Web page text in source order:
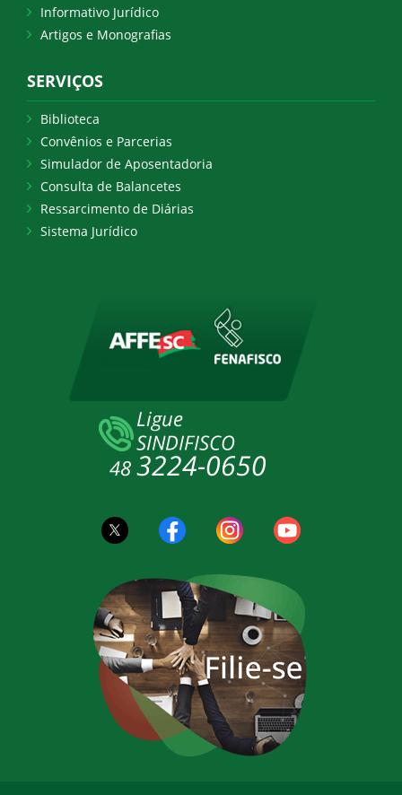
Informativo Jurídico
Artigos e Monografias
SERVIÇOS
Biblioteca
Convênios e Parcerias
Simulador de Aposentadoria
Consulta de Balancetes
Ressarcimento de Diárias
Sistema Jurídico